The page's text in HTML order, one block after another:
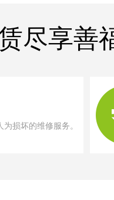
尽享善
损坏的维修服务。